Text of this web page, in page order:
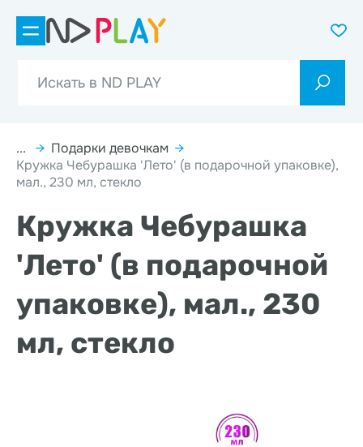
... → Подарки девочкам →
Кружка Чебурашка 'Лето' (в подарочной упаковке),
мал., 230 мл, стекло
Кружка Чебурашка
'Лето' (в подарочной
упаковке), мал., 230
мл, стекло